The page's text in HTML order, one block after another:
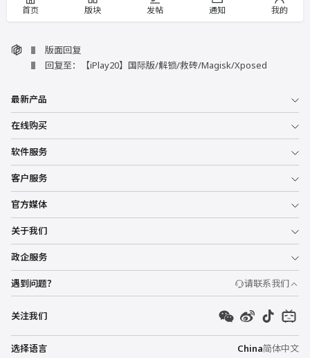
首页 版块 发帖 通知 我的
版面回复
回复至：【iPlay20】国际版/解锁/救砖/Magisk/Xposed
最新产品
在线购买
软件服务
客户服务
官方媒体
关于我们
政企服务
遇到问题？ 请联系我们
关注我们
选择语言 China简体中文